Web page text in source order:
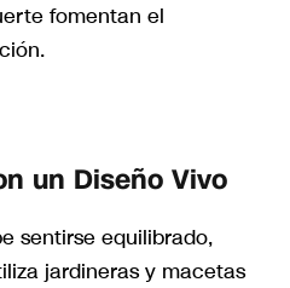
fomentan el
un Diseño Vivo
sentirse equilibrado,
jardineras y macetas